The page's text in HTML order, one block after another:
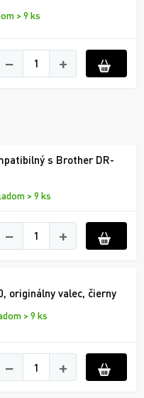
> 9 ks
− +
s Brother DR-
> 9 ks
− +
originálny valec, čierny
> 9 ks
− +